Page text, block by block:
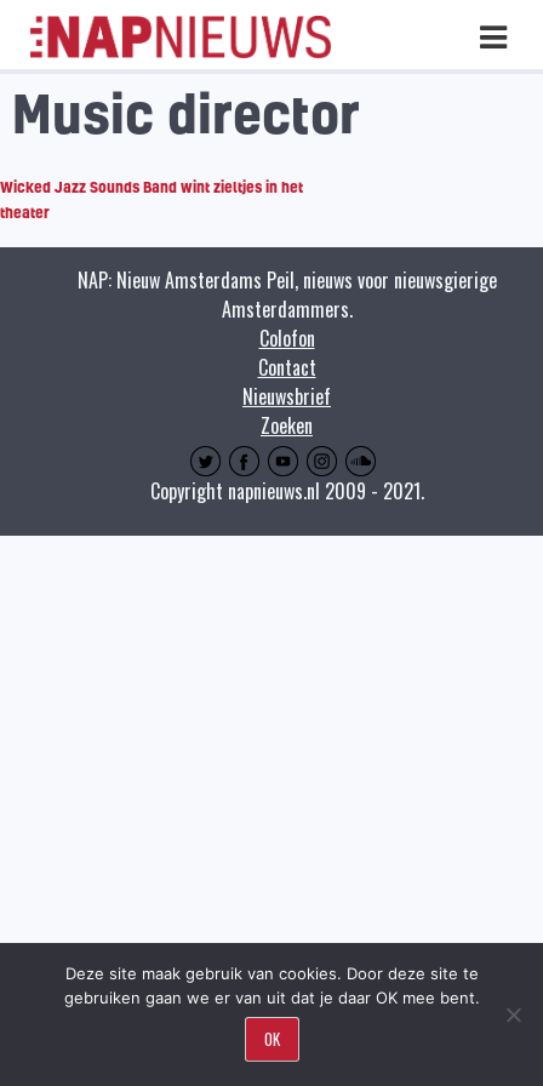
Skip
naar
inhoud
Music director
Wicked Jazz Sounds Band wint zieltjes in het
theater
NAP: Nieuw Amsterdams Peil, nieuws voor nieuwsgierige
Amsterdammers.
Colofon
Contact
Nieuwsbrief
Zoeken
Copyright napnieuws.nl 2009 - 2021.
Deze site maak gebruik van cookies. Door deze site te
gebruiken gaan we er van uit dat je daar OK mee bent.
OK